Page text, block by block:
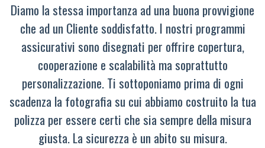
Diamo la stessa importanza ad una buona provvigione
che ad un Cliente soddisfatto. I nostri programmi
assicurativi sono disegnati per offrire copertura,
cooperazione e scalabilità ma soprattutto
personalizzazione. Ti sottoponiamo prima di ogni
scadenza la fotografia su cui abbiamo costruito la tua
polizza per essere certi che sia sempre della misura
giusta. La sicurezza è un abito su misura.